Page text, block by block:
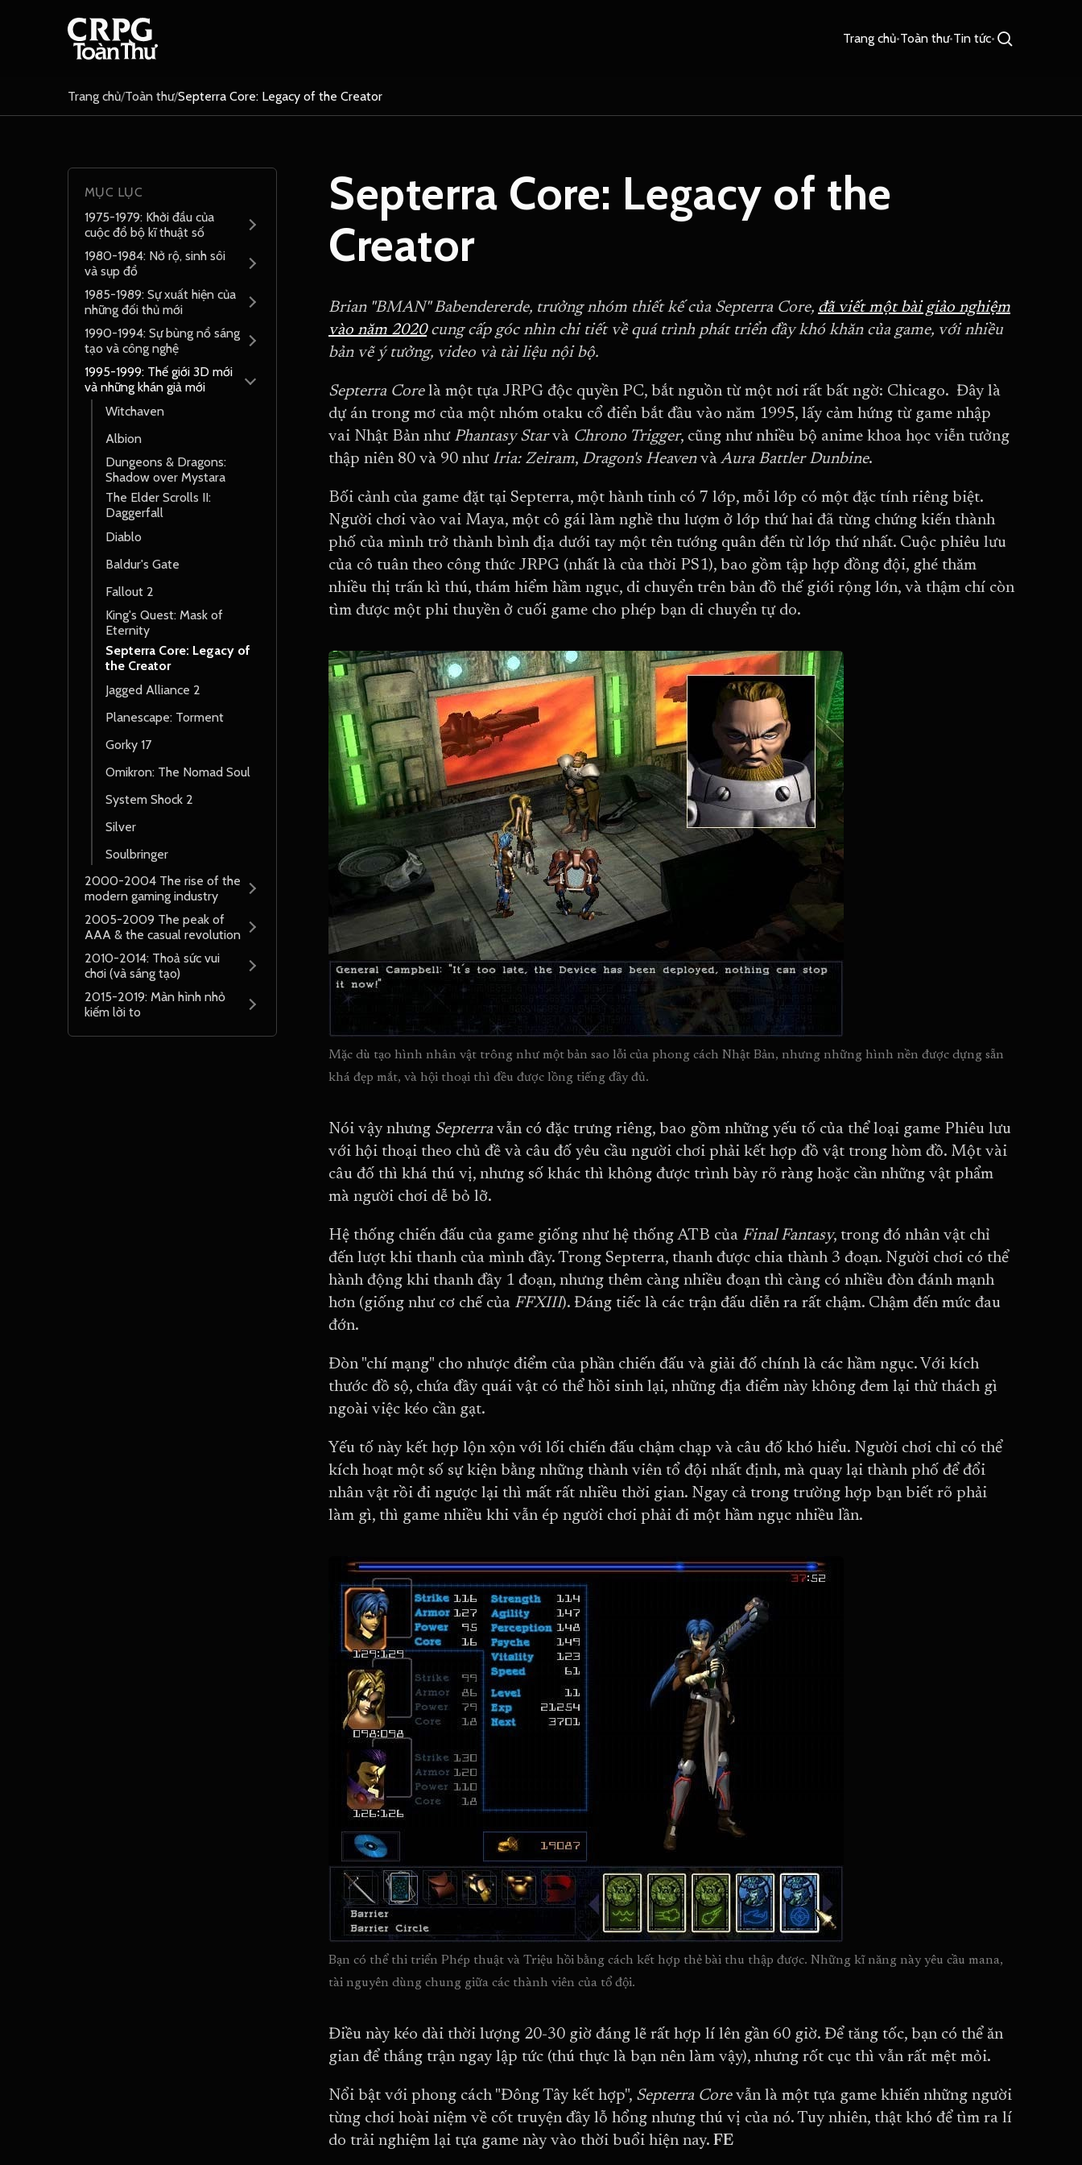
Trang chủ•Toàn thư•Tin tức•
Trang chủ/Toàn thư/Septerra Core: Legacy of the Creator
MỤC LỤC
1975-1979: Khởi đầu của
cuộc đổ bộ kĩ thuật số
1980-1984: Nở rộ, sinh sôi
và sụp đổ
1985-1989: Sự xuất hiện của
những đối thủ mới
1990-1994: Sự bùng nổ sáng
tạo và công nghệ
1995-1999: Thế giới 3D mới
và những khán giả mới
Witchaven
Albion
Dungeons & Dragons:
Shadow over Mystara
The Elder Scrolls II:
Daggerfall
Diablo
Baldur's Gate
Fallout 2
King's Quest: Mask of
Eternity
Septerra Core: Legacy of
the Creator
Jagged Alliance 2
Planescape: Torment
Gorky 17
Omikron: The Nomad Soul
System Shock 2
Silver
Soulbringer
2000-2004 The rise of the
modern gaming industry
2005-2009 The peak of
AAA & the casual revolution
2010-2014: Thoả sức vui
chơi (và sáng tạo)
2015-2019: Màn hình nhỏ
kiếm lời to
Septerra Core: Legacy of the
Creator
Brian "BMAN" Babendererde, trưởng nhóm thiết kế của Septerra Core, đã viết một bài giảo nghiệm
vào năm 2020cung cấp góc nhìn chi tiết về quá trình phát triển đầy khó khăn của game, với nhiều
bản vẽ ý tưởng, video và tài liệu nội bộ.
Septerra Corelà một tựa JRPG độc quyền PC, bắt nguồn từ một nơi rất bất ngờ: Chicago. Đây là
dự án trong mơ của một nhóm otaku cổ điển bắt đầu vào năm 1995, lấy cảm hứng từ game nhập
vai Nhật Bản như Phantasy Starvà Chrono Trigger, cũng như nhiều bộ anime khoa học viễn tưởng
thập niên 80 và 90 như Iria: Zeiram, Dragon's Heavenvà Aura Battler Dunbine.
Bối cảnh của game đặt tại Septerra, một hành tinh có 7 lớp, mỗi lớp có một đặc tính riêng biệt.
Người chơi vào vai Maya, một cô gái làm nghề thu lượm ở lớp thứ hai đã từng chứng kiến thành
phố của mình trở thành bình địa dưới tay một tên tướng quân đến từ lớp thứ nhất. Cuộc phiêu lưu
của cô tuân theo công thức JRPG (nhất là của thời PS1), bao gồm tập hợp đồng đội, ghé thăm
nhiều thị trấn kì thú, thám hiểm hầm ngục, di chuyển trên bản đồ thế giới rộng lớn, và thậm chí còn
tìm được một phi thuyền ở cuối game cho phép bạn di chuyển tự do.
Mặc dù tạo hình nhân vật trông như một bản sao lỗi của phong cách Nhật Bản, nhưng những hình nền được dựng sẵn
khá đẹp mắt, và hội thoại thì đều được lồng tiếng đầy đủ.
Nói vậy nhưng Septerra vẫn có đặc trưng riêng, bao gồm những yếu tố của thể loại game Phiêu lưu
với hội thoại theo chủ đề và câu đố yêu cầu người chơi phải kết hợp đồ vật trong hòm đồ. Một vài
câu đố thì khá thú vị, nhưng số khác thì không được trình bày rõ ràng hoặc cần những vật phẩm
mà người chơi dễ bỏ lỡ.
Hệ thống chiến đấu của game giống như hệ thống ATB của Final Fantasy, trong đó nhân vật chỉ
đến lượt khi thanh của mình đầy. Trong Septerra, thanh được chia thành 3 đoạn. Người chơi có thể
hành động khi thanh đầy 1 đoạn, nhưng thêm càng nhiều đoạn thì càng có nhiều đòn đánh mạnh
hơn (giống như cơ chế của FFXIII). Đáng tiếc là các trận đấu diễn ra rất chậm. Chậm đến mức đau
đớn.
Đòn "chí mạng" cho nhược điểm của phần chiến đấu và giải đố chính là các hầm ngục. Với kích
thước đồ sộ, chứa đầy quái vật có thể hồi sinh lại, những địa điểm này không đem lại thử thách gì
ngoài việc kéo cần gạt.
Yếu tố này kết hợp lộn xộn với lối chiến đấu chậm chạp và câu đố khó hiểu. Người chơi chỉ có thể
kích hoạt một số sự kiện bằng những thành viên tổ đội nhất định, mà quay lại thành phố để đổi
nhân vật rồi đi ngược lại thì mất rất nhiều thời gian. Ngay cả trong trường hợp bạn biết rõ phải
làm gì, thì game nhiều khi vẫn ép người chơi phải đi một hầm ngục nhiều lần.
Bạn có thể thi triển Phép thuật và Triệu hồi bằng cách kết hợp thẻ bài thu thập được. Những kĩ năng này yêu cầu mana,
tài nguyên dùng chung giữa các thành viên của tổ đội.
Điều này kéo dài thời lượng 20-30 giờ đáng lẽ rất hợp lí lên gần 60 giờ. Để tăng tốc, bạn có thể ăn
gian để thắng trận ngay lập tức (thú thực là bạn nên làm vậy), nhưng rốt cục thì vẫn rất mệt mỏi.
Nổi bật với phong cách "Đông Tây kết hợp", Septerra Core vẫn là một tựa game khiến những người
từng chơi hoài niệm về cốt truyện đầy lỗ hổng nhưng thú vị của nó. Tuy nhiên, thật khó để tìm ra lí
do trải nghiệm lại tựa game này vào thời buổi hiện nay. FE